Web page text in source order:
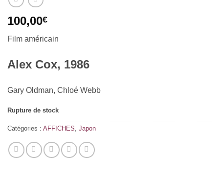
100,00€
Film américain
Alex Cox, 1986
Gary Oldman, Chloé Webb
Rupture de stock
Catégories : AFFICHES Japon